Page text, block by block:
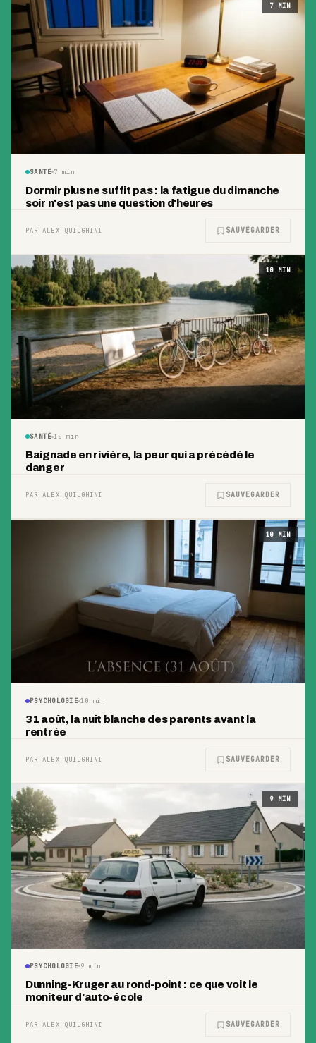
7 MIN
SANTÉ 7 min
Dormir plus ne suffit pas : la fatigue du dimanche
soir n'est pas une question d'heures
PAR ALEX QUILGHINI SAUVEGARDER
10 MIN
SANTÉ 10 min
Baignade en rivière, la peur qui a précédé le
danger
PAR ALEX QUILGHINI SAUVEGARDER
10 MIN
PSYCHOLOGIE 10 min
31 août, la nuit blanche des parents avant la
rentrée
PAR ALEX QUILGHINI SAUVEGARDER
9 MIN
PSYCHOLOGIE 9 min
Dunning-Kruger au rond-point : ce que voit le
moniteur d'auto-école
PAR ALEX QUILGHINI SAUVEGARDER